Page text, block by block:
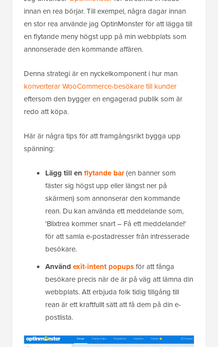
innan en rea börjar. Till exempel, några dagar innan
en stor rea använde jag OptinMonster för att lägga till
en flytande meny högst upp på min webbplats som
annonserade den kommande affären.
Denna strategi är en nyckelkomponent i hur man
konverterar WooCommerce-besökare till kunder
eftersom den bygger en engagerad publik som är
redo att köpa.
Här är några tips för att framgångsrikt bygga upp
spänning:
Lägg till en flytande bar(en banner som
fäster sig högst upp eller längst ner på
skärmen) som annonserar den kommande
rean. Du kan använda ett meddelande som,
'Blixtrea kommer snart – Få ett meddelande!'
för att samla e-postadresser från intresserade
besökare.
Använd exit-intent popupsför att fånga
besökare precis när de är på väg att lämna din
webbplats. Att erbjuda folk tidig tillgång till
rean är ett kraftfullt sätt att få dem på din e-
postlista.